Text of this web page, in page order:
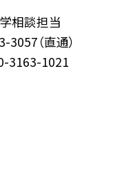
相談担当
（直通）
3163-1021